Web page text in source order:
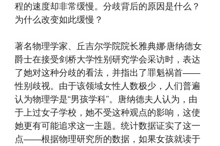
程的速度却非常缓慢。分歧背后的原因是什么？
为什么改变如此缓慢？
著名物理学家、丘吉尔学院院长雅典娜·唐纳德女
爵士在接受剑桥大学性别研究学会采访时，表达
了她对这种分歧的看法，并指出了罪魁祸首——
性别歧视。由于该领域女性人数极少，人们普遍
认为物理学是“男孩学科”。唐纳德夫人认为，由
于上过女子学校，她不受这种观点的影响，这使
她更有可能追求这一主题。统计数据证实了这一
点——根据物理研究所的数据，如果女孩就读于